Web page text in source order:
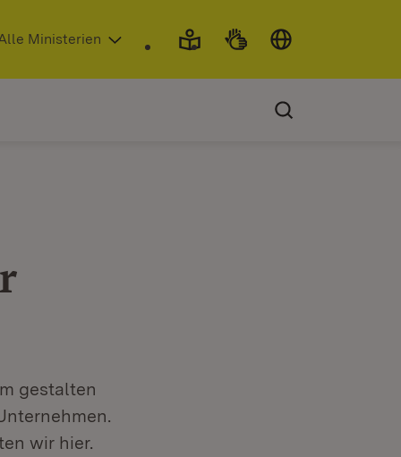
neuem Fenster)
Ministerien
gestalten
wir hier.